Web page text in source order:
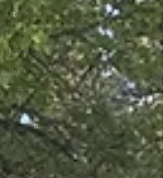
Leipzig
Mainz
Mannheim
Nürnberg
Stuttgart
Ulm
Deutschlandweit
Unsere Partner
Franchise